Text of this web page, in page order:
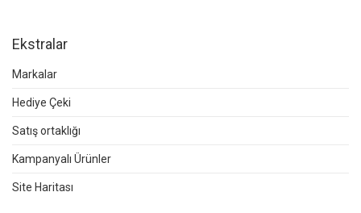
Ekstralar
Markalar
Hediye Çeki
Satış ortaklığı
Kampanyalı Ürünler
Site Haritası